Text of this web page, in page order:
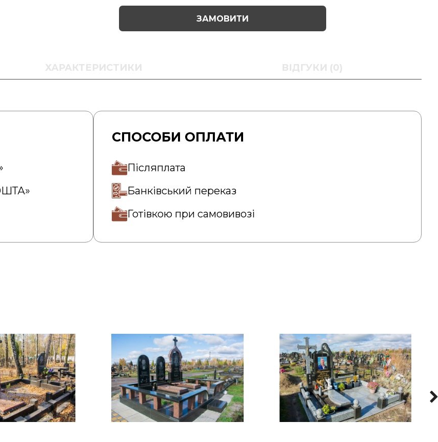
ЗАМОВИТИ
ХАРАКТЕРИСТИКИ ВІДГУКИ (0)
СПОСОБИ ОПЛАТИ
Післяплата
Банківський переказ
Готівкою при самовивозі